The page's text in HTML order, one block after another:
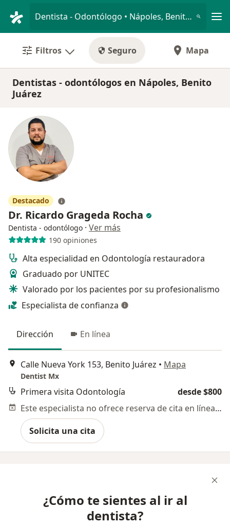
Dentista - Odontólogo • Nápoles, Benito Juárez, Distrito Federal DF
Filtros Seguro Mapa
Dentistas - odontólogos en Nápoles, Benito
Juárez
Destacado
Dr. Ricardo Grageda Rocha
Dentista - odontólogo · Ver más
190 opiniones
Alta especialidad en Odontología restauradora
Graduado por UNITEC
Valorado por los pacientes por su profesionalismo
Especialista de confianza
Dirección En línea
Calle Nueva York 153, Benito Juárez • Mapa
Dentist Mx
Primera visita Odontología
desde $800
Este especialista no ofrece reserva de cita en línea en esta dirección.
Solicita una cita
¿Cómo te sientes al ir al
dentista?